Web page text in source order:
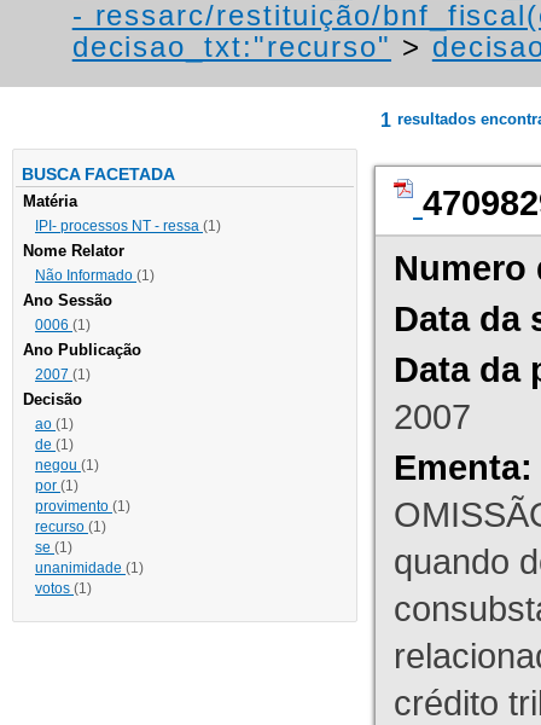
- ressarc/restituição/
decisao_txt:"recurso" >
BUSCA FACETADA
Matéria
IPI- processos NT - ressa (1)
Nome Relator
Não Informado (1)
Ano Sessão
0006 (1)
Ano Publicação
2007 (1)
Decisão
ao (1)
de (1)
negou (1)
por (1)
provimento (1)
recurso (1)
se (1)
unanimidade (1)
votos (1)
1 resultados
Numero
Data da
Data da
2007
Ementa:
quando
crédito